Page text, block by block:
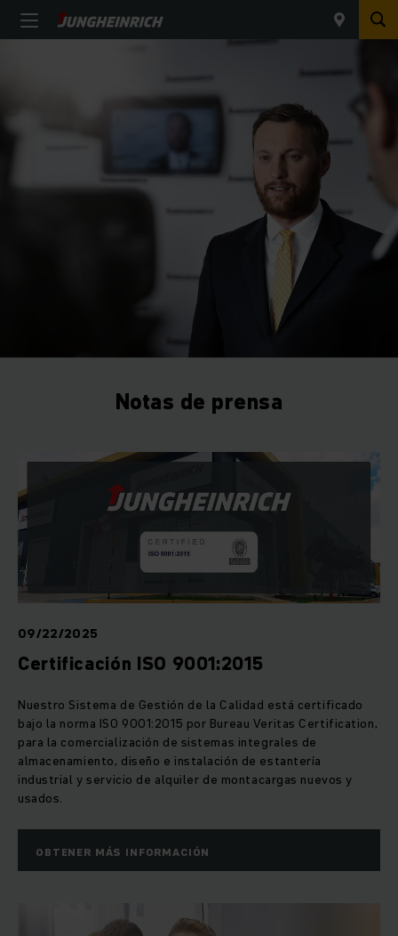
Notas de prensa
09/22/2025
Certificación ISO 9001:2015
Nuestro Sistema de Gestión de la Calidad está certificado
bajo la norma ISO 9001:2015 por Bureau Veritas Certification,
para la comercialización de sistemas integrales de
almacenamiento, diseño e instalación de estantería
industrial y servicio de alquiler de montacargas nuevos y
usados.
OBTENER MÁS INFORMACIÓN